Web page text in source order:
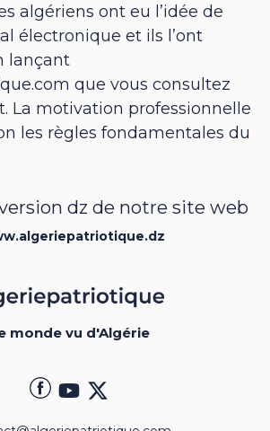
algériens ont eu l’idée de
électronique et ils l’ont
lançant
que vous consultez
La motivation professionnelle
les règles fondamentales du
dz de notre site web
monde vu d'Algérie